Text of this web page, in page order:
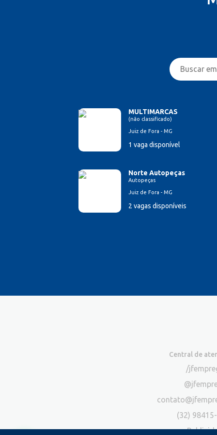
MULTIMARCAS
(não classificado)
Juiz de Fora - MG
1 vaga disponível
Norte Autopeças
Autopeças
Juiz de Fora - MG
2 vagas disponíveis
Central de
/
(32)